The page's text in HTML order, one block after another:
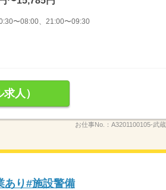
〜08:00、21:00〜09:30
人）
お仕事No.： A3201100105-武
あり#施設警備